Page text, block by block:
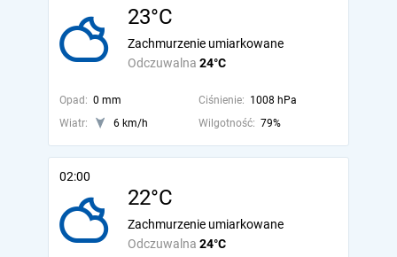
23°C
Odczuwalna 24°C
Zachmurzenie umiarkowane
Opad: 0 mm Ciśnienie: 1008 hPa
Wiatr:
6 km/h Wilgotność: 79%
02:00
22°C
Odczuwalna 24°C
Zachmurzenie umiarkowane